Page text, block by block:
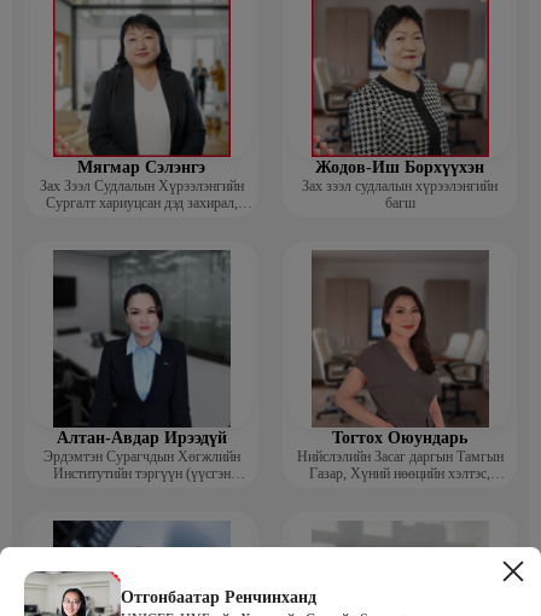
Отгонбаатар Ренчинханд
Мягмар Сэлэнгэ
Зах Зээл Судлалын Хүрээлэнгийн
Сургалт хариуцсан дэд захирал,
Жодов-Иш Борхүүхэн
Зах зээл судлалын хүрээлэнгийн
багш
Алтан-Авдар Ирээдүй
Эрдэмтэн Сурагчдын Хөгжлийн
Институтийн тэргүүн (үүсгэн
Тогтох Оюундарь
Нийслэлийн Засаг даргын Тамгын
Газар, Хүний нөөцийн хэлтэс,